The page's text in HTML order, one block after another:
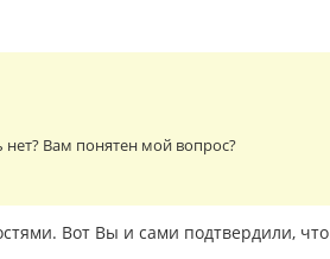
Вам понятен мой вопрос?
Вот Вы и сами подтвердили, что